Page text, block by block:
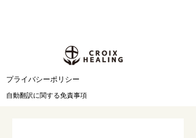
​プライバシーポリシー
自動翻訳に関する免責事項